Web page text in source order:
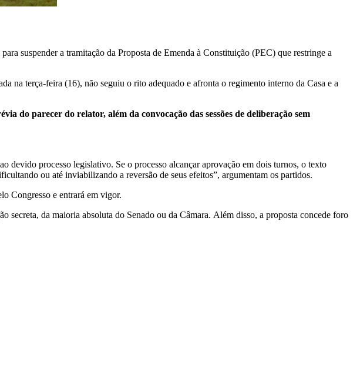
suspender a tramitação da Proposta de Emenda à Constituição (PEC) que restringe a
na terça-feira (16), não seguiu o rito adequado e afronta o regimento interno da Casa e a
do parecer do relator, além da convocação das sessões de deliberação sem
processo legislativo. Se o processo alcançar aprovação em dois turnos, o texto
ou até inviabilizando a reversão de seus efeitos”, argumentam os partidos.
Congresso e entrará em vigor.
secreta, da maioria absoluta do Senado ou da Câmara. Além disso, a proposta concede foro